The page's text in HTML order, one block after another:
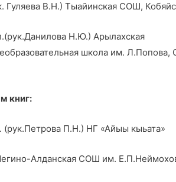
В.Н.) Тыайинская СОШ,
Н.Ю.) Арылахская
школа им. Л.Попова,
книг:
П.Н.) НГ «Айыы кыьата»
Алданская СОШ им.